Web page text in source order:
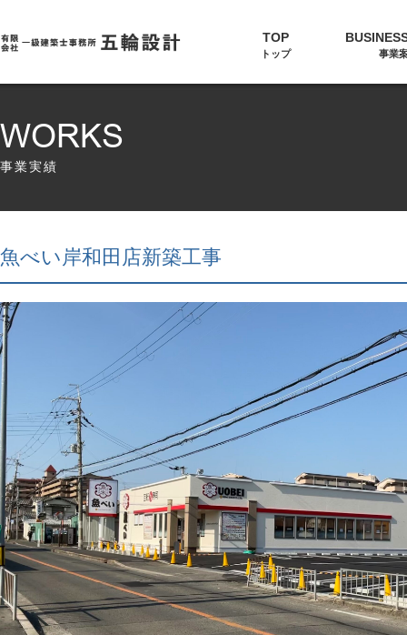
TOP
トップ 事業
WORKS
事業実績
魚べい岸和田店新築工事